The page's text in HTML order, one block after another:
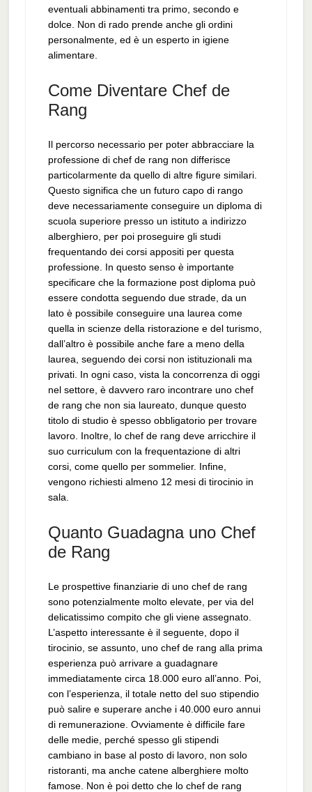
eventuali abbinamenti tra primo, secondo e
dolce. Non di rado prende anche gli ordini
personalmente, ed è un esperto in igiene
alimentare.
Come Diventare Chef de
Rang
Il percorso necessario per poter abbracciare la
professione di chef de rang non differisce
particolarmente da quello di altre figure similari.
Questo significa che un futuro capo di rango
deve necessariamente conseguire un diploma di
scuola superiore presso un istituto a indirizzo
alberghiero, per poi proseguire gli studi
frequentando dei corsi appositi per questa
professione. In questo senso è importante
specificare che la formazione post diploma può
essere condotta seguendo due strade, da un
lato è possibile conseguire una laurea come
quella in scienze della ristorazione e del turismo,
dall’altro è possibile anche fare a meno della
laurea, seguendo dei corsi non istituzionali ma
privati. In ogni caso, vista la concorrenza di oggi
nel settore, è davvero raro incontrare uno chef
de rang che non sia laureato, dunque questo
titolo di studio è spesso obbligatorio per trovare
lavoro. Inoltre, lo chef de rang deve arricchire il
suo curriculum con la frequentazione di altri
corsi, come quello per sommelier. Infine,
vengono richiesti almeno 12 mesi di tirocinio in
sala.
Quanto Guadagna uno Chef
de Rang
Le prospettive finanziarie di uno chef de rang
sono potenzialmente molto elevate, per via del
delicatissimo compito che gli viene assegnato.
L’aspetto interessante è il seguente, dopo il
tirocinio, se assunto, uno chef de rang alla prima
esperienza può arrivare a guadagnare
immediatamente circa 18.000 euro all’anno. Poi,
con l’esperienza, il totale netto del suo stipendio
può salire e superare anche i 40.000 euro annui
di remunerazione. Ovviamente è difficile fare
delle medie, perché spesso gli stipendi
cambiano in base al posto di lavoro, non solo
ristoranti, ma anche catene alberghiere molto
famose. Non è poi detto che lo chef de rang